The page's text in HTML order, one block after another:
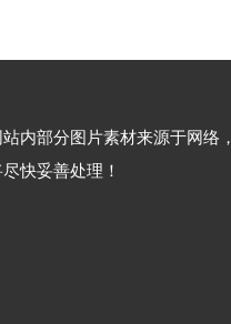
内部分图片素材来源于网络
快妥善处理！